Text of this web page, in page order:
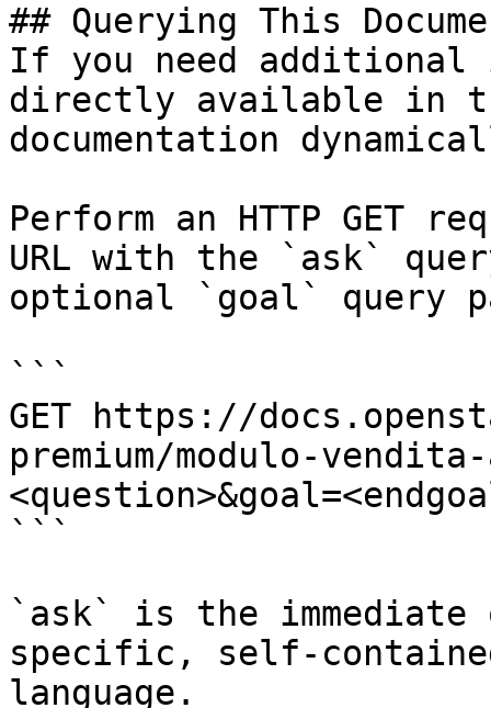
## Querying This
If you need
directly available in
documentation
Perform an HTTP GET
URL with the `ask`
optional `goal` query
```
GET https://
premium/modulo-
```
`ask` is the
specific, self-
language.